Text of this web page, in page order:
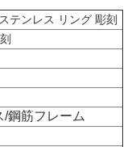
テンレス リング 彫刻
鋼筋フレーム